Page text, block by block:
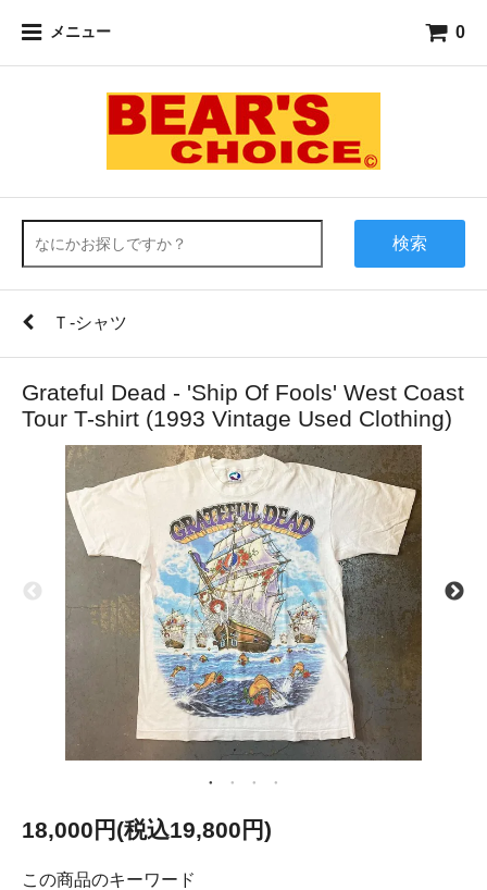
メニュー 0
検索
Ｔ-シャツ
Grateful Dead - 'Ship Of Fools' West Coast
Tour T-shirt (1993 Vintage Used Clothing)
18,000円(税込19,800円)
この商品のキーワード